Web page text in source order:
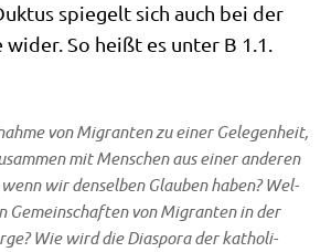
spie­gelt sich auch bei der
So heißt es unter B 1.1.
von Migran­ten zu einer Gele­gen­heit,
mit Men­schen aus einer ande­ren
wir den­sel­ben Glau­ben haben? Wel­
Gemein­schaf­ten von Migran­ten in der
Wie wird die Dia­spo­ra der katho­li­